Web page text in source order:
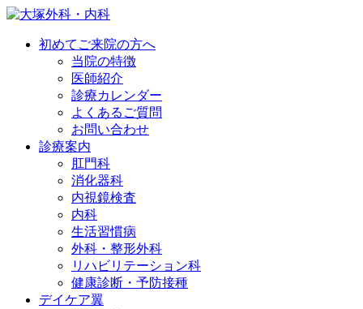
初めてご来院の方へ
当院の特徴
医師紹介
診療カレンダー
よくあるご質問
お問い合わせ
診療案内
肛門科
消化器科
内視鏡検査
内科
生活習慣病
外科・整形外科
リハビリテーション科
健康診断・予防接種
デイケア翼